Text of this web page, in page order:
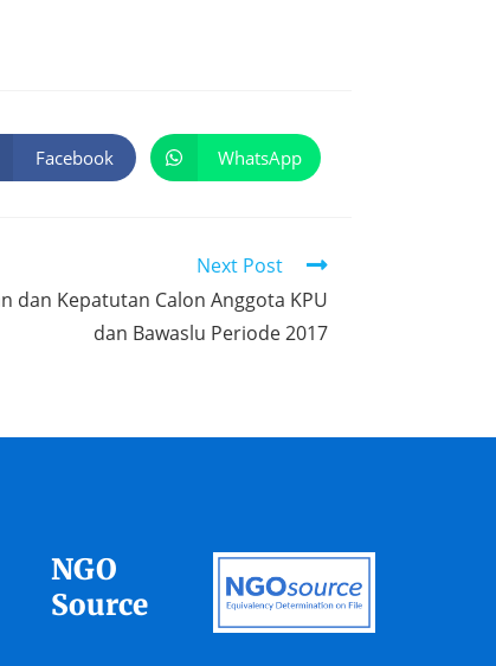
Facebook WhatsApp
Next Post
dan Kepatutan Calon Anggota KPU
dan Bawaslu Periode 2017
NGO
Source